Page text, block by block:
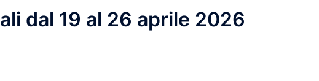
dal 19 al 26 aprile 2026